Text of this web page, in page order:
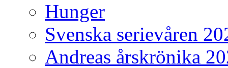
Hunger
Svenska serievåren
Andreas årskrönika